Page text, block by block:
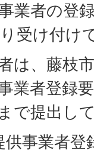
業者の登
受け付け
は、藤枝
業者登録
で提出し
事業者登